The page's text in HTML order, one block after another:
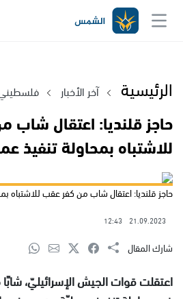
الرئيسية آخر الأخبار
حاجز قلنديا: اعتقال
للاشتباه بمحاولة تنفيذ
حاجز قلنديا: اعتقال شاب من كفر عقب للاشتباه
21.09.2023
12:43
شارك المقال
اعتقلت قوات الجيش الإسرائيليّ،